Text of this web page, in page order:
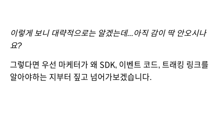
이렇게 보니 대략적으로는 알겠는데...아직 감이 딱 안오시나
요?
그렇다면 우선 마케터가 왜 SDK, 이벤트 코드, 트래킹 링크를
알아야하는 지부터 짚고 넘어가보겠습니다.